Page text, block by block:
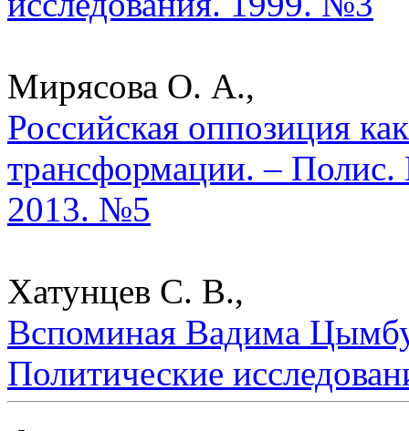
Мирясова О. А.,
Российская оппозиция
трансформации. – Полис.
2013. №5
Хатунцев С. В.,
Вспоминая Вадима
Политические